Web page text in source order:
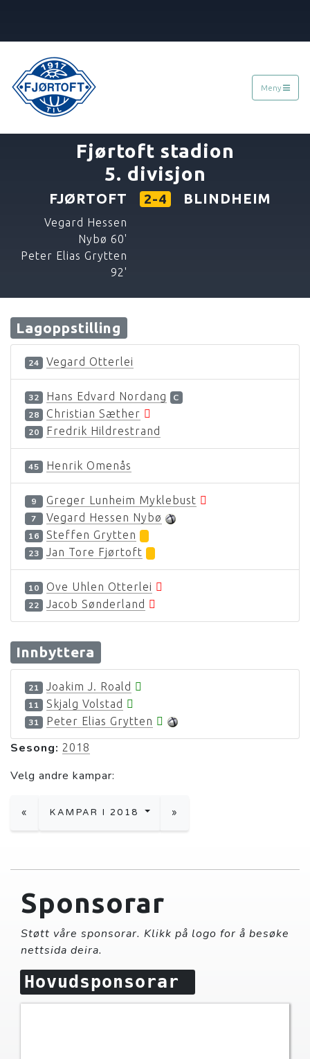
Meny
Fjørtoft stadion
5. divisjon
FJØRTOFT 2-4 BLINDHEIM
Vegard Hessen
Nybø 60'
Peter Elias Grytten
92'
Lagoppstilling
24 Vegard Otterlei
32 Hans Edvard Nordang
C
28
Christian Sæther
20 Fredrik Hildrestrand
45 Henrik Omenås
9 Greger Lunheim Myklebust
7 Vegard Hessen Nybø
16 Steffen Grytten
23 Jan Tore Fjørtoft
10 Ove Uhlen Otterlei
22 Jacob Sønderland
Innbyttera
21 Joakim J. Roald
11 Skjalg Volstad
31 Peter Elias Grytten
Sesong: 2018
Velg andre kampar:
« KAMPAR I 2018 »
Sponsorar
Støtt våre sponsorar. Klikk på logo for å besøke
nettsida deira.
Hovudsponsorar